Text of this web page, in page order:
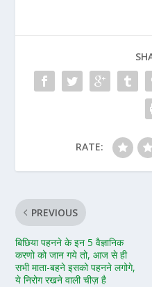
RATE:
PREVIOUS
बिछिया पहनने के इन 5 वैज्ञानिक
करणो को जान गये तो, आज से ही
सभी माता-बहने इसको पहनने लगोगे,
ये निरोग रखने वाली चीज़ है